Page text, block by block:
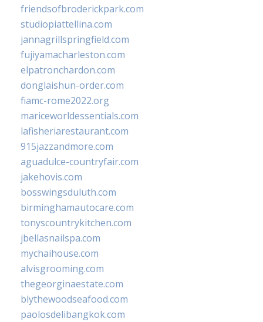
friendsofbroderickpark.com
studiopiattellina.com
jannagrillspringfield.com
fujiyamacharleston.com
elpatronchardon.com
donglaishun-order.com
fiamc-rome2022.org
mariceworldessentials.com
lafisheriarestaurant.com
915jazzandmore.com
aguadulce-countryfair.com
jakehovis.com
bosswingsduluth.com
birminghamautocare.com
tonyscountrykitchen.com
jbellasnailspa.com
mychaihouse.com
alvisgrooming.com
thegeorginaestate.com
blythewoodseafood.com
paolosdelibangkok.com